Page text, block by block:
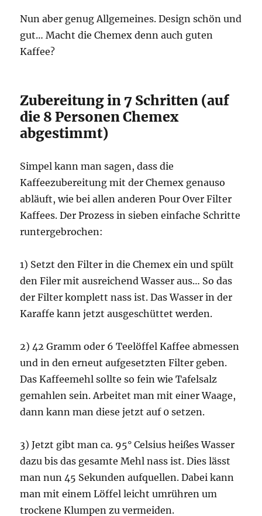
Nun aber genug Allgemeines. Design schön und
gut… Macht die Chemex denn auch guten
Kaffee?
Zubereitung in 7 Schritten (auf
die 8 Personen Chemex
abgestimmt)
Simpel kann man sagen, dass die
Kaffeezubereitung mit der Chemex genauso
abläuft, wie bei allen anderen Pour Over Filter
Kaffees. Der Prozess in sieben einfache Schritte
runtergebrochen:
1) Setzt den Filter in die Chemex ein und spült
den Filer mit ausreichend Wasser aus… So das
der Filter komplett nass ist. Das Wasser in der
Karaffe kann jetzt ausgeschüttet werden.
2) 42 Gramm oder 6 Teelöffel Kaffee abmessen
und in den erneut aufgesetzten Filter geben.
Das Kaffeemehl sollte so fein wie Tafelsalz
gemahlen sein. Arbeitet man mit einer Waage,
dann kann man diese jetzt auf 0 setzen.
3) Jetzt gibt man ca. 95° Celsius heißes Wasser
dazu bis das gesamte Mehl nass ist. Dies lässt
man nun 45 Sekunden aufquellen. Dabei kann
man mit einem Löffel leicht umrühren um
trockene Klumpen zu vermeiden.